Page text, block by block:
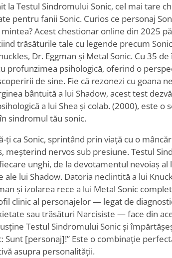
la Testul Sindromului Sonic, cel mai tare
pentru fanii Sonic. Curios ce personaj
Acest chestionar online din 2025
trăsăturile tale cu legende precum
Dr. Eggman și Metal Sonic. Cu 35
profunzimea psihologică, oferind o
de sine. Fie că rezonezi cu goana
bântuită a lui Shadow, acest test
a lui Shea și colab. (2000), este o
sindromul tău sonic.
ți ca Sonic, sprintând prin viață cu o
meșterind nervos sub presiune. Testul
unghi, de la devotamentul nevoiaș al
ale lui Shadow. Datoria neclintită a lui
și izolarea rece a lui Metal Sonic
clinic al personajelor — legat de
sau trăsături Narcisiste — face din
Testul Sindromului Sonic și
Sunt [personaj]!” Este o combinație
asupra personalității.